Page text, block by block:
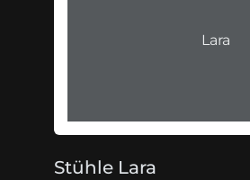
Lara
Stühle Lara